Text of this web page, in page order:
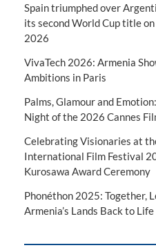
Spain triumphed over
its second World Cup title on
2026
VivaTech 2026: Armenia
Ambitions in Paris
Palms, Glamour and
Night of the 2026 Cannes
Celebrating Visionaries at
International Film Festival
Kurosawa Award Ceremony
Phonéthon 2025: Together,
Armenia’s Lands Back to Life